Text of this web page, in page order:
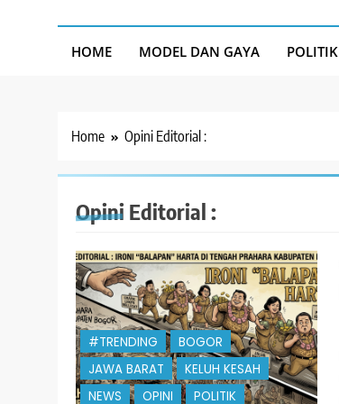
HOME MODEL DAN GAYA POLITIK
Home Opini Editorial :
Opini Editorial :
#TRENDING
BOGOR
JAWA BARAT
KELUH KESAH
NEWS
OPINI POLITIK